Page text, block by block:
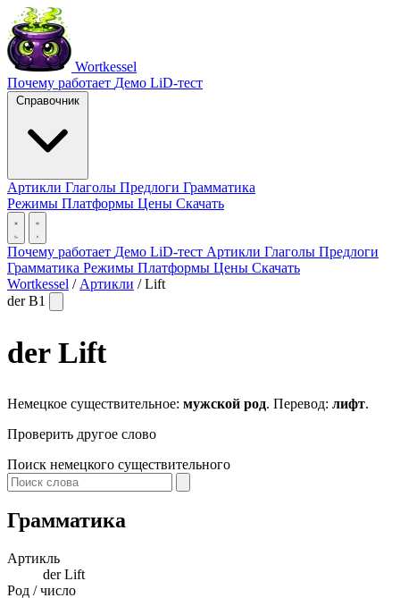
Wortkessel
Почему работает Демо LiD-тест
Справочник
Артикли Глаголы Предлоги Грамматика
Режимы Платформы Цены Скачать
Почему работает Демо LiD-тест Артикли Глаголы Предлоги
Грамматика Режимы Платформы Цены Скачать
Wortkessel / Артикли / Lift
derB1
derLift
Немецкое существительное: мужской род. Перевод: лифт.
Проверить другое слово
Поиск немецкого существительного
Грамматика
Артикль
derLift
Род / число